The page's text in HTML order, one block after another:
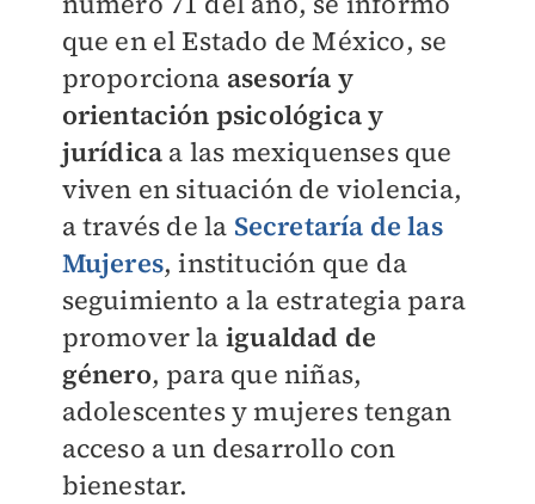
que en el Estado de México, se
proporciona asesoría y
orientación psicológica y
jurídica a las mexiquenses que
viven en situación de violencia,
a través de la Secretaría de las
Mujeres, institución que da
seguimiento a la estrategia para
promover la igualdad de
género, para que niñas,
adolescentes y mujeres tengan
acceso a un desarrollo con
bienestar.